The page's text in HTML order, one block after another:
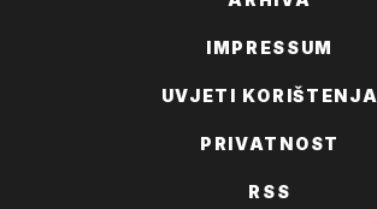
IMPRESSUM
UVJETI KORIŠTENJA
PRIVATNOST
RSS